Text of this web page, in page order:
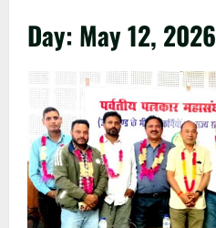
Day: May 12, 2026